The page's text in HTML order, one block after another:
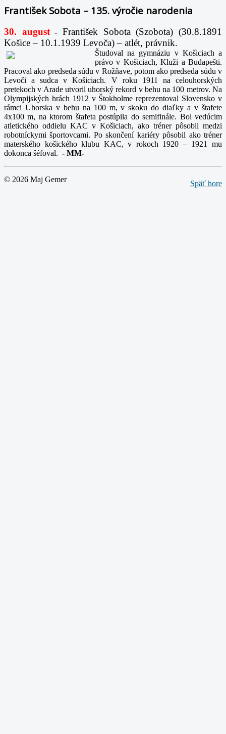
František Sobota – 135. výročie narodenia
30. august-
František Sobota (Szobota) (30.8.1891
Košice – 10.1.1939 Levoča) – atlét, právnik.
Študoval na gymnáziu v Košiciach a
právo v Košiciach, Kluži a Budapešti.
Pracoval ako predseda súdu v Rožňave, potom ako predseda súdu v
Levoči a sudca v Košiciach. V roku 1911 na celouhorských
pretekoch v Arade utvoril uhorský rekord v behu na 100 metrov. Na
Olympijských hrách 1912 v Štokholme reprezentoval Slovensko v
rámci Uhorska v behu na 100 m, v skoku do diaľky a v štafete
4x100 m, na ktorom štafeta postúpila do semifinále. Bol vedúcim
atletického oddielu KAC v Košiciach, ako tréner pôsobil medzi
robotníckymi športovcami. Po skončení kariéry pôsobil ako tréner
materského košického klubu KAC, v rokoch 1920 – 1921 mu
dokonca šéfoval. - MM-
Späť hore
© 2026 Maj Gemer